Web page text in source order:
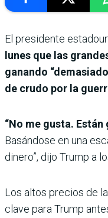
El presidente
lunes que las
ganando
de crudo por la
“No me gusta.
Basándose en una
dinero”, dijo Trump a
Los altos precios de
clave para Trump